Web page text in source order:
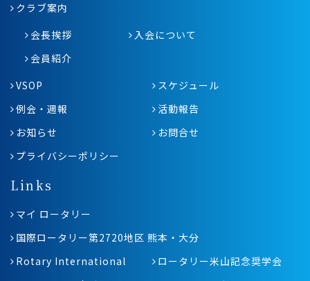
クラブ案内
会長挨拶
入会について
会員紹介
VSOP
スケジュール
例会・週報
活動報告
お知らせ
お問合せ
プライバシーポリシー
Links
マイ ロータリー
国際ロータリー第2720地区 熊本・大分
Rotary International
ロータリー米山記念奨学会